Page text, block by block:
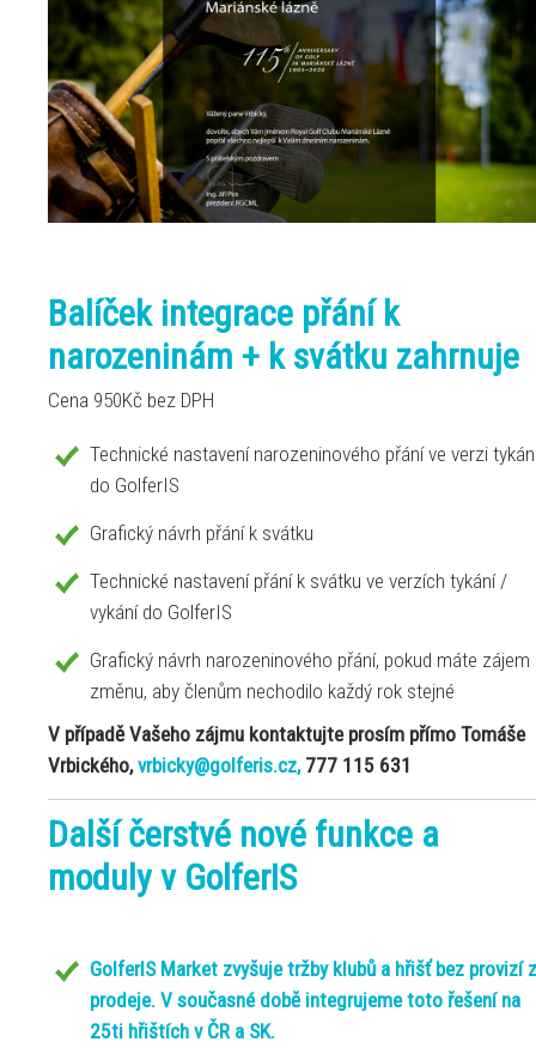
Balíček integrace přání k
narozeninám + k svátku zahrnuje
Cena 950Kč bez DPH
Technické nastavení narozeninového přání ve verzi
do GolferIS
Grafický návrh přání k svátku
Technické nastavení přání k svátku ve verzích tykání /
vykání do GolferIS
Grafický návrh narozeninového přání, pokud máte zájem
změnu, aby členům nechodilo každý rok stejné
V případě Vašeho zájmu kontaktujte prosím přímo Tomáše
Vrbického,vrbicky@golferis.cz,777 115 631
Další čerstvé nové funkce a
moduly v GolferIS
GolferIS Market zvyšuje tržby klubů a hřišť bez provizí z
prodeje. V současné době integrujeme toto řešení na
25ti hřištích v ČR a SK.